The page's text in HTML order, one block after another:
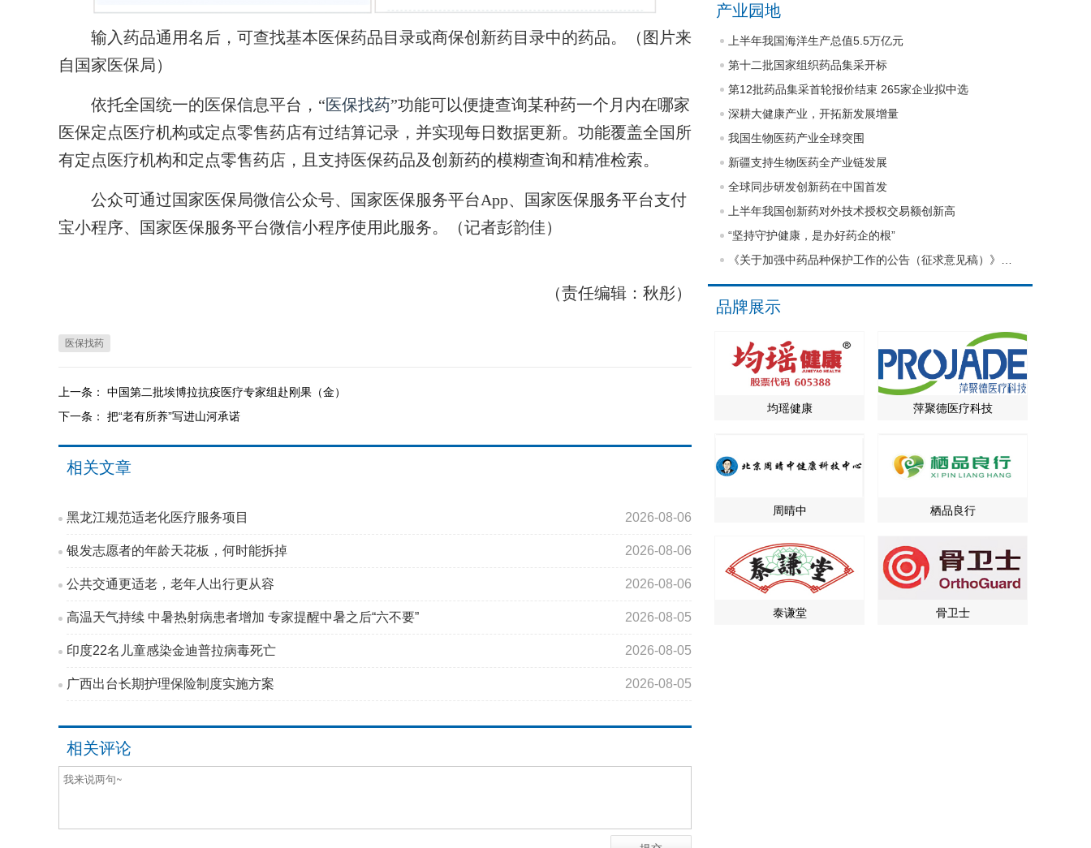
输入药品通用名后，可查找基本医保药品目录或商保创新药目录中的药品。（图片来
自国家医保局）
依托全国统一的医保信息平台，“医保找药”功能可以便捷查询某种药一个月内在哪家
医保定点医疗机构或定点零售药店有过结算记录，并实现每日数据更新。功能覆盖全国所
有定点医疗机构和定点零售药店，且支持医保药品及创新药的模糊查询和精准检索。
公众可通过国家医保局微信公众号、国家医保服务平台App、国家医保服务平台支付
宝小程序、国家医保服务平台微信小程序使用此服务。（记者彭韵佳）
（责任编辑：秋彤）
医保找药
上一条： 中国第二批埃博拉抗疫医疗专家组赴刚果（金）
下一条： 把“老有所养”写进山河承诺
相关文章
黑龙江规范适老化医疗服务项目 2026-08-06
银发志愿者的年龄天花板，何时能拆掉 2026-08-06
公共交通更适老，老年人出行更从容 2026-08-06
高温天气持续 中暑热射病患者增加 专家提醒中暑之后“六不要” 2026-08-05
印度22名儿童感染金迪普拉病毒死亡 2026-08-05
广西出台长期护理保险制度实施方案 2026-08-05
相关评论
产业园地
上半年我国海洋生产总值5.5万亿元
第十二批国家组织药品集采开标
第12批药品集采首轮报价结束 265家企业拟中选
深耕大健康产业，开拓新发展增量
我国生物医药产业全球突围
新疆支持生物医药全产业链发展
全球同步研发创新药在中国首发
上半年我国创新药对外技术授权交易额创新高
“坚持守护健康，是办好药企的根”
品牌展示
均瑶健康 萍聚德医疗科技
周晴中 栖品良行
泰谦堂 骨卫士